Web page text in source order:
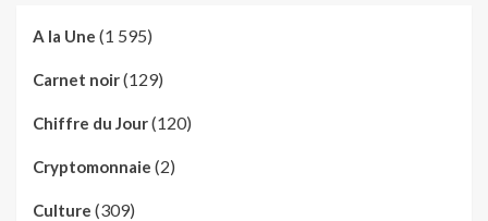
A la Une (1 595)
Carnet noir(129)
Chiffre du Jour(120)
Cryptomonnaie (2)
Culture (309)